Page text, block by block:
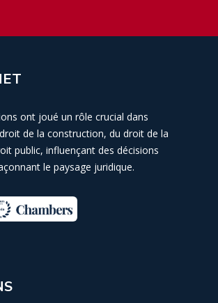
ont joué un rôle crucial dans
de la construction, du droit de la
public, influençant des décisions
le paysage juridique.